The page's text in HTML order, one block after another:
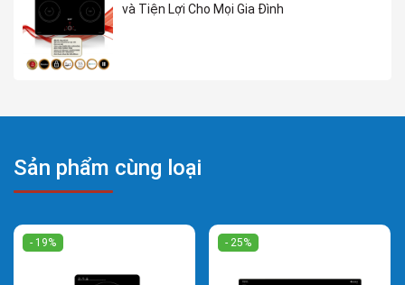
và Tiện Lợi Cho Mọi Gia Đình
Sản phẩm cùng loại
- 19% - 25%